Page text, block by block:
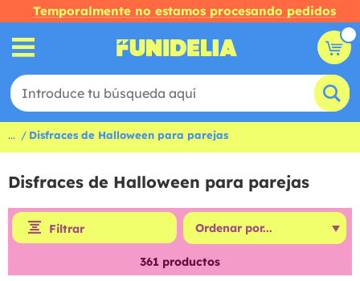
Temporalmente no estamos procesando pedidos
... Disfraces de Halloween para parejas
Disfraces de Halloween para parejas
Filtrar
361 productos